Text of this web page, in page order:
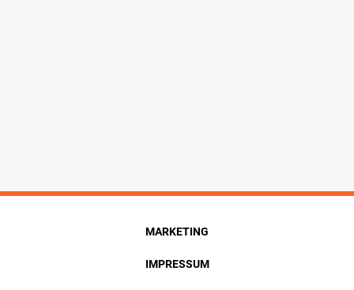
MARKETING
IMPRESSUM